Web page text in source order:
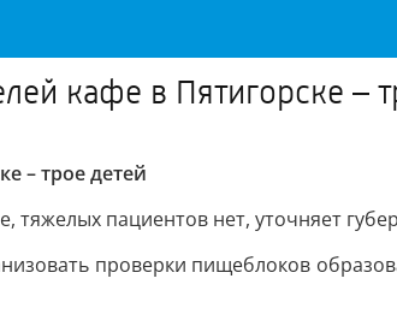
кафе в Пятигорске –
– трое детей
тяжелых пациентов нет, уточняет
проверки пищеблоков